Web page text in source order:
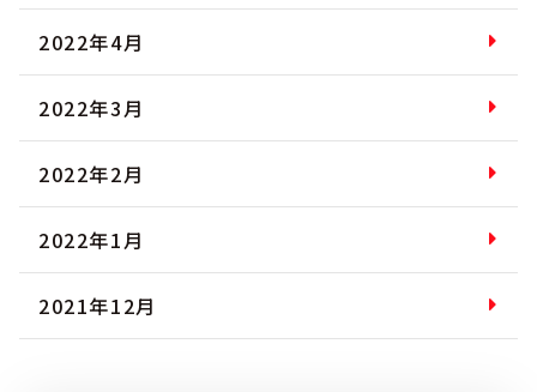
2022年4月
2022年3月
2022年2月
2022年1月
2021年12月